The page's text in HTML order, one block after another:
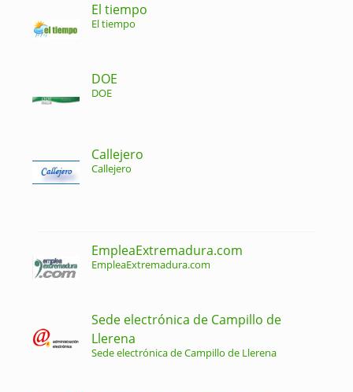
El tiempo
El tiempo
DOE
DOE
Callejero
Callejero
EmpleaExtremadura.com
EmpleaExtremadura.com
Sede electrónica de Campillo de
Llerena
Sede electrónica de Campillo de Llerena